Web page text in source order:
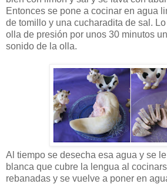
Entonces se pone a cocinar en agua
de tomillo y una cucharadita de sal.
olla de presión por unos 30 minutos
sonido de la olla.
Al tiempo se desecha esa agua y se
blanca que cubre la lengua al
rebanadas y se vuelve a poner en